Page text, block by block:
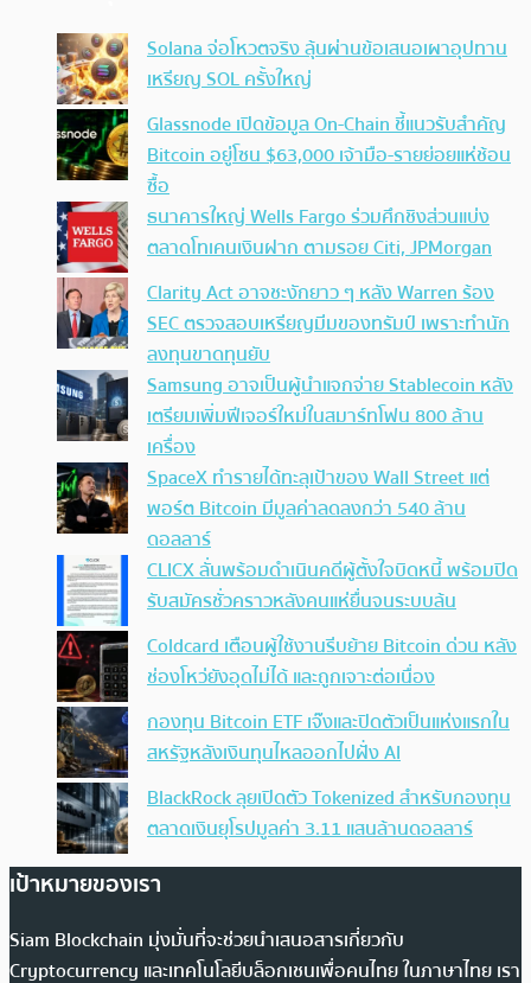
Solana จ่อโหวตจริง ลุ้นผ่านข้อเสนอเผาอุปทาน
เหรียญ SOL ครั้งใหญ่
Glassnode เปิดข้อมูล On-Chain ชี้แนวรับสำคัญ
Bitcoin อยู่โซน $63,000 เจ้ามือ-รายย่อยแห่ช้อน
ซื้อ
ธนาคารใหญ่ Wells Fargo ร่วมศึกชิงส่วนแบ่ง
ตลาดโทเคนเงินฝาก ตามรอย Citi, JPMorgan
Clarity Act อาจชะงักยาว ๆ หลัง Warren ร้อง
SEC ตรวจสอบเหรียญมีมของทรัมป์ เพราะทำนัก
ลงทุนขาดทุนยับ
Samsung อาจเป็นผู้นำแจกจ่าย Stablecoin หลัง
เตรียมเพิ่มฟีเจอร์ใหม่ในสมาร์ทโฟน 800 ล้าน
เครื่อง
SpaceX ทำรายได้ทะลุเป้าของ Wall Street แต่
พอร์ต Bitcoin มีมูลค่าลดลงกว่า 540 ล้าน
ดอลลาร์
CLICX ลั่นพร้อมดำเนินคดีผู้ตั้งใจบิดหนี้ พร้อมปิด
รับสมัครชั่วคราวหลังคนแห่ยื่นจนระบบล้น
Coldcard เตือนผู้ใช้งานรีบย้าย Bitcoin ด่วน หลัง
ช่องโหว่ยังอุดไม่ได้ และถูกเจาะต่อเนื่อง
กองทุน Bitcoin ETF เจ๊งและปิดตัวเป็นแห่งแรกใน
สหรัฐหลังเงินทุนไหลออกไปฝั่ง AI
BlackRock ลุยเปิดตัว Tokenized สำหรับกองทุน
ตลาดเงินยุโรปมูลค่า 3.11 แสนล้านดอลลาร์
เป้าหมายของเรา
Siam Blockchain มุ่งมั่นที่จะช่วยนำเสนอสารเกี่ยวกับ
Cryptocurrency และเทคโนโลยีบล็อกเชนเพื่อคนไทย ในภาษาไทย เรา